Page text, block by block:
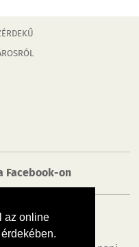
az online
Facebook-on